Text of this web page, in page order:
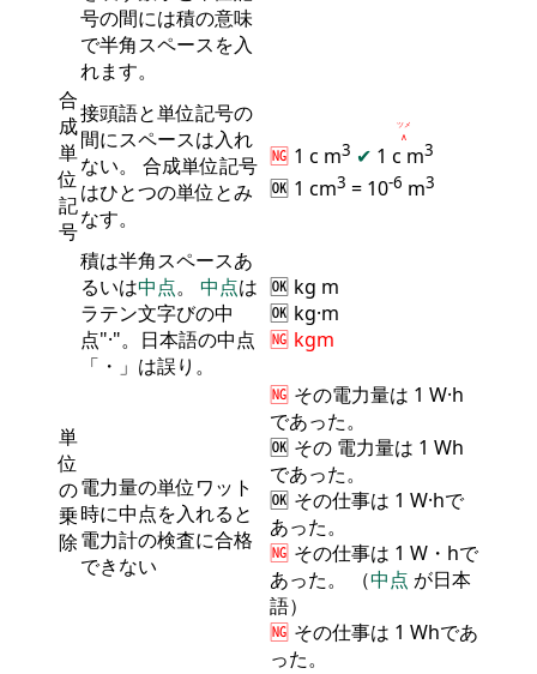
号の間には積の意味
で半角スペースを入
れます。
合
成
単
位
記
号
接頭語と単位記号の
間にスペースは入れ
ない。 合成単位記号
はひとつの単位とみ
なす。
🆖 1 c m3 ✔ 1 c
∧
ツメ
m3
🆗 1 cm3 = 10-6 m3
単
位
の
乗
除
積は半角スペースあ
るいは中点。 中点は
ラテン文字びの中
点"·"。日本語の中点
「・」は誤り。
🆗 kg m
🆗 kg·m
🆖 kgm
電力量の単位ワット
時に中点を入れると
電力計の検査に合格
できない
🆖 その電力量は 1 W·h
であった。
🆗 その 電力量は 1 Wh
であった。
🆗 その仕事は 1 W·hで
あった。
🆖 その仕事は 1 W・hで
あった。 （中点 が日本
語）
🆖 その仕事は 1 Whであ
った。